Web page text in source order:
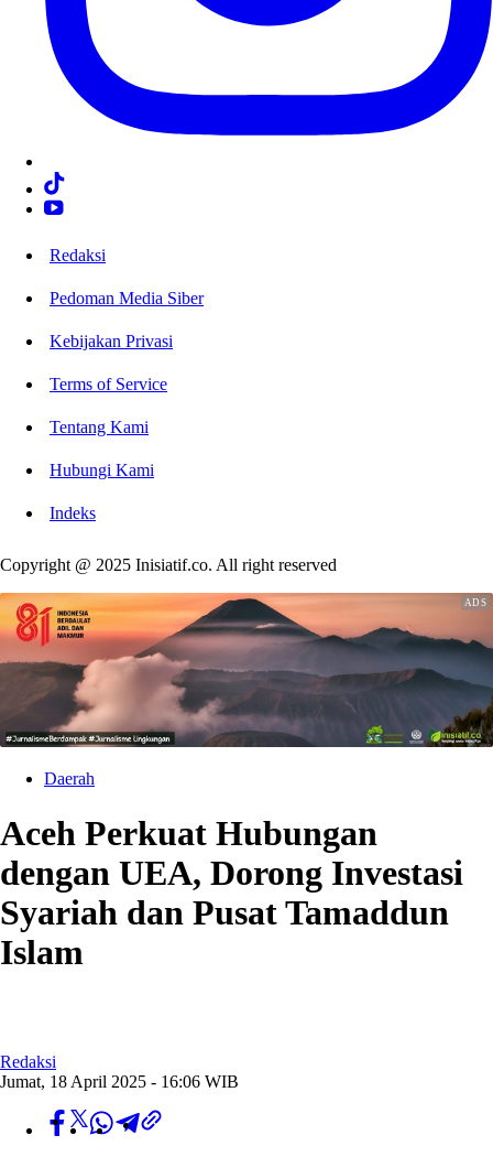
Redaksi
Pedoman Media Siber
Kebijakan Privasi
Terms of Service
Tentang Kami
Hubungi Kami
Indeks
Copyright @ 2025 Inisiatif.co. All right reserved
Daerah
Aceh Perkuat Hubungan
dengan UEA, Dorong Investasi
Syariah dan Pusat Tamaddun
Islam
Redaksi
Jumat, 18 April 2025 - 16:06 WIB